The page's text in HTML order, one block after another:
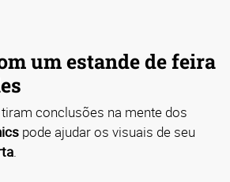
um estande de feira
tiram conclusões na mente dos
pode ajudar os visuais de seu
.